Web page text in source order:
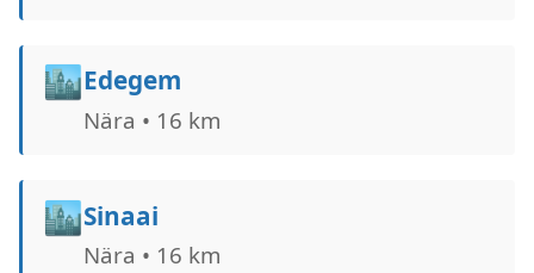
🏙️Edegem
Nära • 16 km
🏙️Sinaai
Nära • 16 km